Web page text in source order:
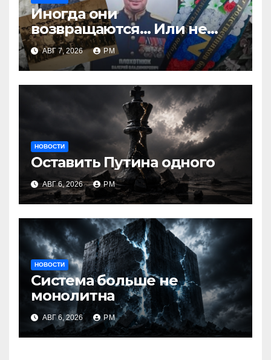
Иногда они
возвращаются… Или не
возвращаются
АВГ 7, 2026 РМ
НОВОСТИ
Оставить Путина одного
АВГ 6, 2026 РМ
НОВОСТИ
Система больше не
монолитна
АВГ 6, 2026 РМ